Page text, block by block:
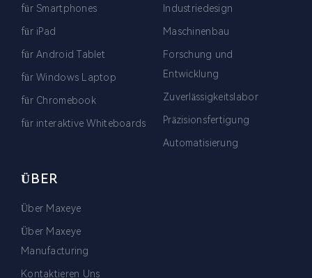
für Smartphones
für iPad
für Android Tablet
für Windows Laptop
für Chromebook
für interaktive Whiteboards
Industriedesign
Maschinenbau
Forschung und
Entwicklung
Zuverlässigkeitslabor
Präzisionsfertigung
Automatisierung
ÜBER
Über Maxeye
Über Maxeye
Manufacturing
Kontaktieren Uns